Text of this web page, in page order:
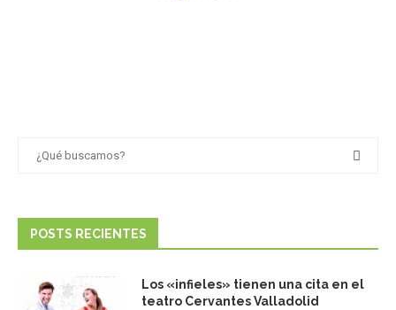
POSTS RECIENTES
Los «infieles» tienen una cita en el
teatro Cervantes Valladolid